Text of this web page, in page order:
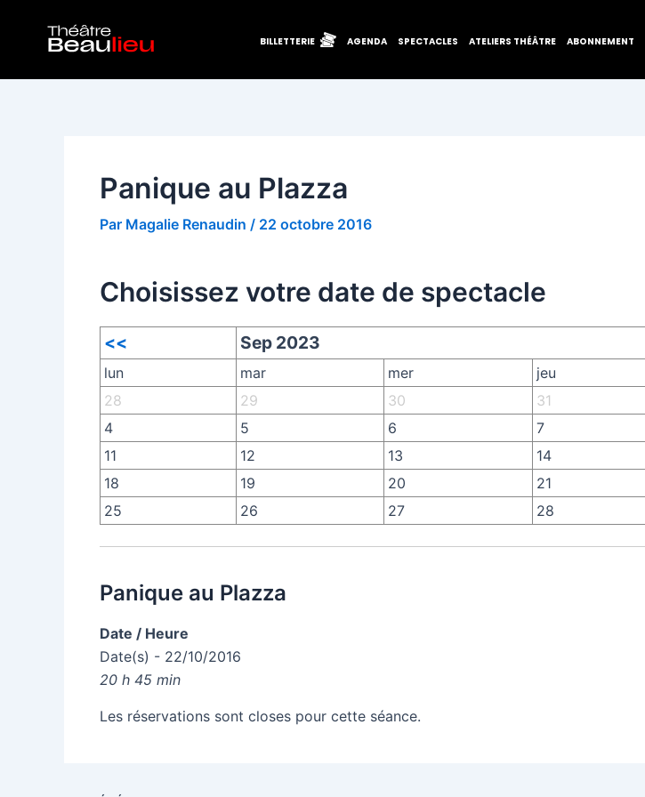
contenu
BILLETTERIE AGENDA SPECTACLES ATELIERS THÉÂTRE ABONNEMENT
Panique au Plazza
Par Magalie Renaudin / 22 octobre 2016
Choisissez votre date de spectacle
<< Sep 2023
lun mar mer jeu
28
29 30 31
4
5 6 7
11
12 13 14
18
19 20 21
25
26 27 28
Panique au Plazza
Date / Heure
Date(s) - 22/10/2016
20 h 45 min
Les réservations sont closes pour cette séance.
des
articles